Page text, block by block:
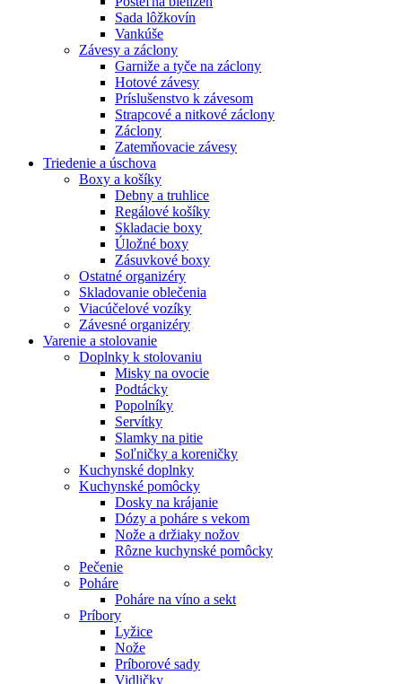
Sada lôžkovín
Vankúše
Závesy a záclony
Garniže a tyče na záclony
Hotové závesy
Príslušenstvo k závesom
Strapcové a nitkové záclony
Záclony
Zatemňovacie závesy
Triedenie a úschova
Boxy a košíky
Debny a truhlice
Regálové košíky
Skladacie boxy
Úložné boxy
Zásuvkové boxy
Ostatné organizéry
Skladovanie oblečenia
Viacúčelové vozíky
Závesné organizéry
Varenie a stolovanie
Doplnky k stolovaniu
Misky na ovocie
Podtácky
Popolníky
Servítky
Slamky na pitie
Soľničky a koreničky
Kuchynské doplnky
Kuchynské pomôcky
Dosky na krájanie
Dózy a poháre s vekom
Nože a držiaky nožov
Rôzne kuchynské pomôcky
Pečenie
Poháre
Poháre na víno a sekt
Príbory
Lyžice
Nože
Príborové sady
Vidličky